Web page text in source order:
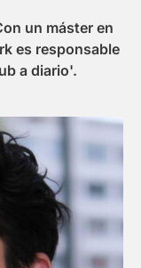
un máster en
es responsable
a diario'.